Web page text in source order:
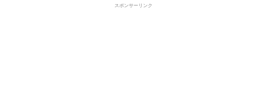
スポンサーリンク